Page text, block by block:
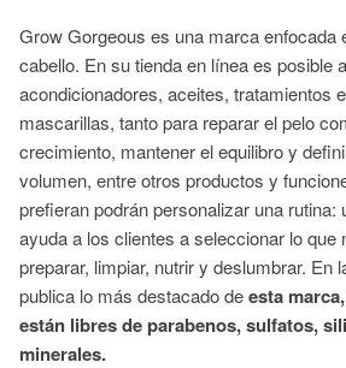
Grow Gorgeous es una marca enfocada
cabello. En su tienda en línea es posible
acondicionadores, aceites, tratamientos
mascarillas, tanto para reparar el pelo
crecimiento, mantener el equilibro y
volumen, entre otros productos y
prefieran podrán personalizar una rutina:
ayuda a los clientes a seleccionar lo que
preparar, limpiar, nutrir y deslumbrar. En
publica lo más destacado deesta
están libres de parabenos, sulfatos,
minerales.